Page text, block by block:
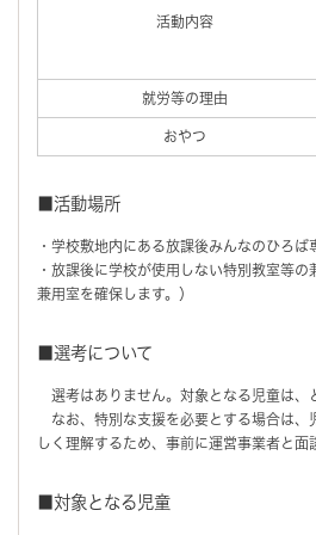
活動内容
就労等の理由
おやつ
■活動場所
・学校敷地内にある放課後みんなのひろば
・放課後に学校が使用しない特別教室等
兼用室を確保します。）
■選考について
選考はありません。対象となる児童は、
なお、特別な支援を必要とする場合は、
しく理解するため、事前に運営事業者と面
■対象となる児童